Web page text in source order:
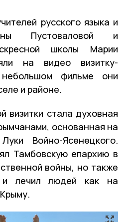
русского языка и
Пустоваловой и
школы Марии
на видео визитку-
фильме они
и районе.
визитки стала духовная
основанная на
Войно-Ясенецкого.
Тамбовскую епархию в
войны, но также
и лечил людей как на